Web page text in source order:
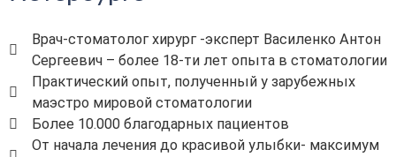
Врач-стоматолог хирург -эксперт Василенко Антон
Сергеевич – более 18-ти лет опыта в стоматологии
Практический опыт, полученный у зарубежных
маэстро мировой стоматологии
Более 10.000 благодарных пациентов
От начала лечения до красивой улыбки- максимум